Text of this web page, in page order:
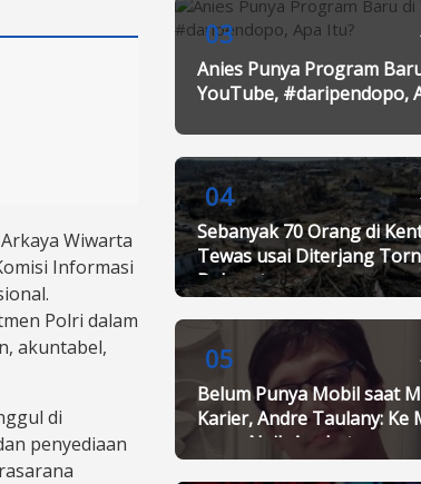
Wiwarta
Informasi
Polri dalam
akuntabel,
di
penyediaan
03
Anies Punya Program
YouTube, #daripendopo,
04
Sebanyak 70 Orang di
Tewas usai Diterjang
Dahsyat
05
Belum Punya Mobil saat
Karier, Andre Taulany: Ke
mana Naik Angkot